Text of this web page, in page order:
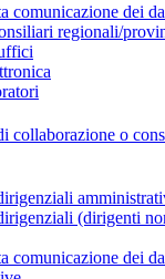
comunicazione dei
regionali/
collaborazione o
(dirigenti
comunicazione dei